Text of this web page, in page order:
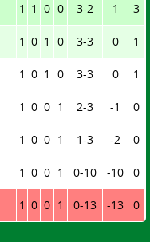
1 1 0 0 3-2 1 3
1 0 1 0 3-3 0 1
1 0 1 0 3-3 0 1
1 0 0 1 2-3 -1 0
1 0 0 1 1-3 -2 0
1 0 0 1 0-10 -10 0
1 0 0 1 0-13 -13 0